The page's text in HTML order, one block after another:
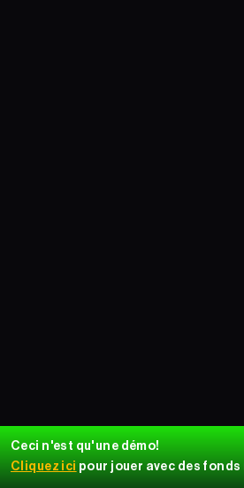
Ceci n'est qu'une démo!
Cliquez ici pour jouer avec des fonds